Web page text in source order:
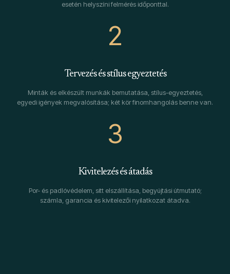
esetén helyszíni felmérés időponttal.
2
Tervezés és stílus egyeztetés
Minták és elkészült munkák bemutatása, stílus-egyeztetés,
egyedi igények megvalósítása; két kör finomhangolás benne van.
3
Kivitelezés és átadás
Por- és padlóvédelem, sitt elszállítása, begyújtási útmutató;
számla, garancia és kivitelezői nyilatkozat átadva.